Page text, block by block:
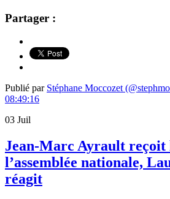
Partager :
Publié par Stéphane Moccozet
08:49:16
03 Juil
Jean-Marc Ayrault reçoit
l’assemblée nationale,
réagit